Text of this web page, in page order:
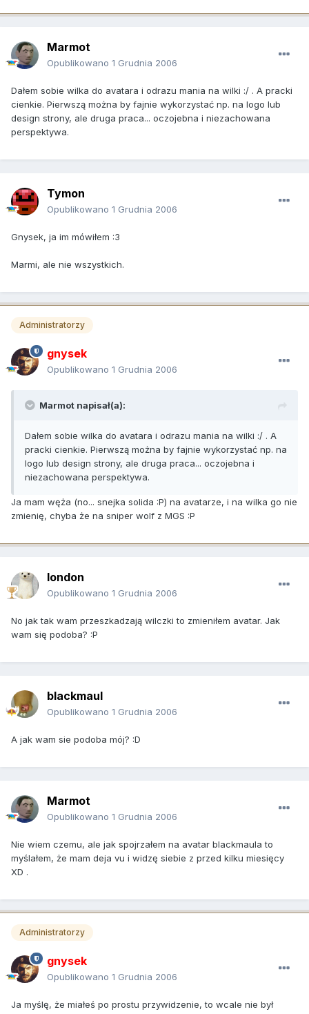
Marmot
Opublikowano 1 Grudnia 2006
Dałem sobie wilka do avatara i odrazu mania na wilki :/ . A pracki
cienkie. Pierwszą można by fajnie wykorzystać np. na logo lub
design strony, ale druga praca... oczojebna i niezachowana
perspektywa.
Tymon
Opublikowano 1 Grudnia 2006
Gnysek, ja im mówiłem :3
Marmi, ale nie wszystkich.
Administratorzy
gnysek
Opublikowano 1 Grudnia 2006
Marmot napisał(a):
Dałem sobie wilka do avatara i odrazu mania na wilki :/ . A
pracki cienkie. Pierwszą można by fajnie wykorzystać np. na
logo lub design strony, ale druga praca... oczojebna i
niezachowana perspektywa.
Ja mam węża (no... snejka solida :P) na avatarze, i na wilka go nie
zmienię, chyba że na sniper wolf z MGS :P
london
Opublikowano 1 Grudnia 2006
No jak tak wam przeszkadzają wilczki to zmieniłem avatar. Jak
wam się podoba? :P
blackmaul
Opublikowano 1 Grudnia 2006
A jak wam sie podoba mój? :D
Marmot
Opublikowano 1 Grudnia 2006
Nie wiem czemu, ale jak spojrzałem na avatar blackmaula to
myślałem, że mam deja vu i widzę siebie z przed kilku miesięcy
XD .
Administratorzy
gnysek
Opublikowano 1 Grudnia 2006
Ja myślę, że miałeś po prostu przywidzenie, to wcale nie był